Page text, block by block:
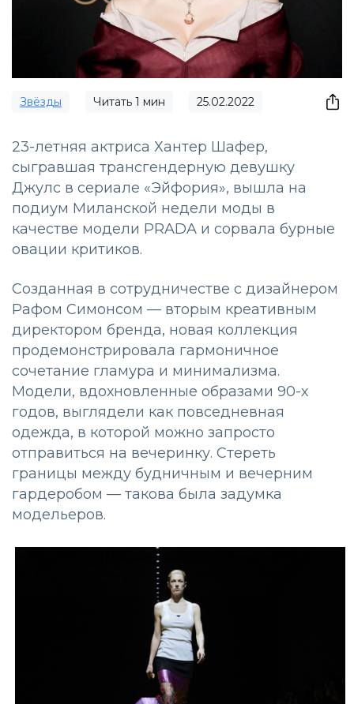
Звёзды Читать 1 мин 25.02.2022
23-летняя актриса Хантер Шафер,
сыгравшая трансгендерную девушку
Джулс в сериале «Эйфория», вышла на
подиум Миланской недели моды в
качестве модели PRADA и сорвала бурные
овации критиков.
Созданная в сотрудничестве с дизайнером
Рафом Симонсом — вторым креативным
директором бренда, новая коллекция
продемонстрировала гармоничное
сочетание гламура и минимализма.
Модели, вдохновленные образами 90-х
годов, выглядели как повседневная
одежда, в которой можно запросто
отправиться на вечеринку. Стереть
границы между будничным и вечерним
гардеробом — такова была задумка
модельеров.